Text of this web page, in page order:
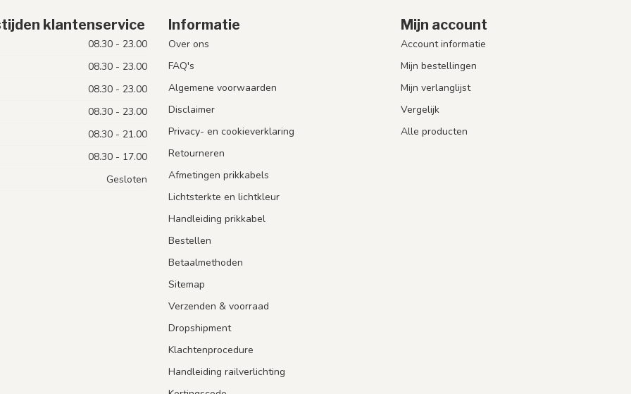
klantenservice
08.30 - 23.00
08.30 - 23.00
08.30 - 23.00
08.30 - 23.00
08.30 - 21.00
08.30 - 17.00
Gesloten
Informatie
Over ons
FAQ's
Algemene voorwaarden
Disclaimer
Privacy- en cookieverklaring
Retourneren
Afmetingen prikkabels
Lichtsterkte en lichtkleur
Handleiding prikkabel
Bestellen
Betaalmethoden
Sitemap
Verzenden & voorraad
Dropshipment
Klachtenprocedure
Handleiding railverlichting
Mijn account
Account informatie
Mijn bestellingen
Mijn verlanglijst
Vergelijk
Alle producten